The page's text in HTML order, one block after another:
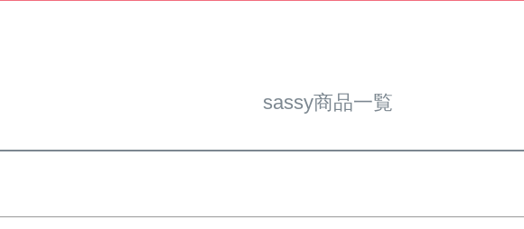
sassy商品一覧
優先度順